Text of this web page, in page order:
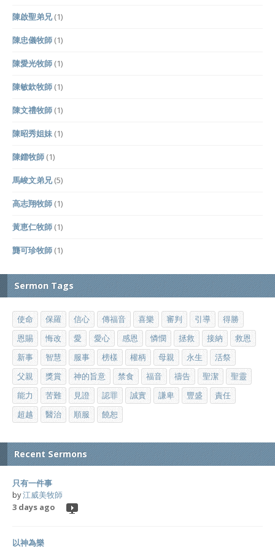
陳啟聖弟兄(1)
陳忠儀牧師 (1)
陳愛光牧師 (1)
陳敏欽牧師 (1)
陳文禮牧師 (1)
陳昭秀姐妹 (1)
陳鐳牧師 (1)
馬峻文弟兄(5)
高志翔牧師 (1)
黃恵仁牧師 (1)
龔可珍牧師 (1)
Sermon Tags
使命 保羅 信心 傳福音 喜樂 審判 引導
得勝
恩賜
悔改 愛 愛心 感恩 憐憫 拯救 接納
救恩
新事
智慧 服事 榜樣 權柄 母親 永生
活祭
父親
獎賞 神的旨意 禁食 福音 禱告 聖潔
聖靈
能力
苦難 見證 認罪 誠實 謙卑 豐盛
責任
超越
醫治 順服 饒恕
Recent Sermons
只有一件事
by江威美牧師
3 days ago
以神為樂